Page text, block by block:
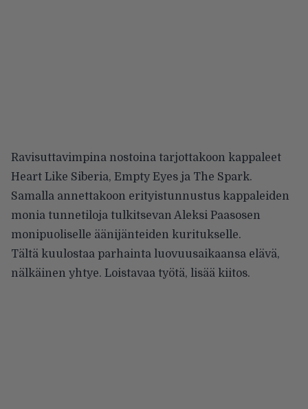
Ravisuttavimpina nostoina tarjottakoon kappaleet
Heart Like Siberia, Empty Eyes ja The Spark.
Samalla annettakoon erityistunnustus kappaleiden
monia tunnetiloja tulkitsevan Aleksi Paasosen
monipuoliselle äänijänteiden kuritukselle.
Tältä kuulostaa parhainta luovuusaikaansa elävä,
nälkäinen yhtye. Loistavaa työtä, lisää kiitos.